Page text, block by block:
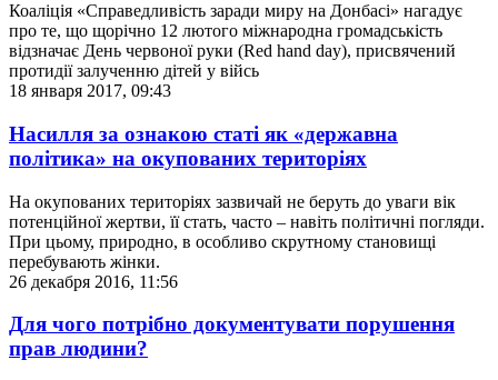
Коаліція «Справедливість заради миру на Донбасі» нагадує
про те, що щорічно 12 лютого міжнародна громадськість
відзначає День червоної руки (Red hand day), присвячений
протидії залученню дітей у війсь
18 января 2017, 09:43
Насилля за ознакою статі як «державна
політика» на окупованих територіях
На окупованих територіях зазвичай не беруть до уваги вік
потенційної жертви, її стать, часто – навіть політичні погляди.
При цьому, природно, в особливо скрутному становищі
перебувають жінки.
26 декабря 2016, 11:56
Для чого потрібно документувати порушення
прав людини?